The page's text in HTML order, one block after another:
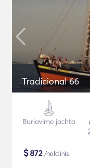
Tradicional 66
Buriavimo jachta
$872/naktinis